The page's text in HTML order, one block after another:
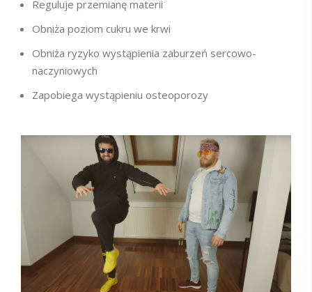
Reguluje przemianę materii
Obniża poziom cukru we krwi
Obniża ryzyko wystąpienia zaburzeń sercowo-
naczyniowych
Zapobiega wystąpieniu osteoporozy